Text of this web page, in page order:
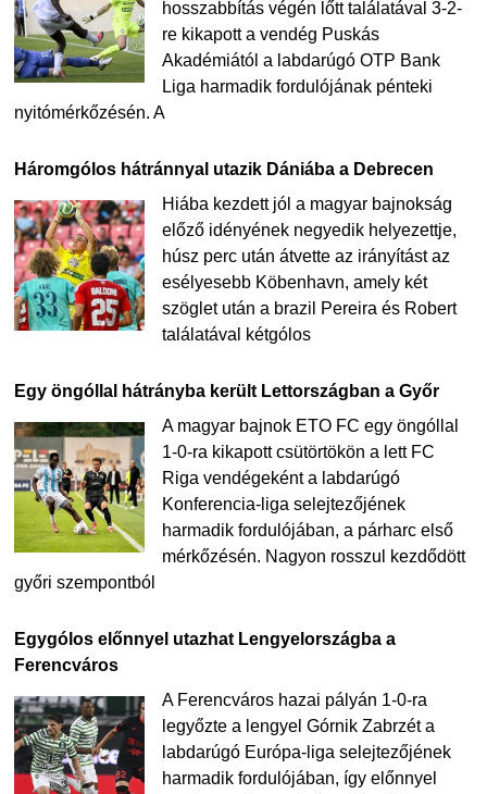
hosszabbítás végén lőtt találatával 3-2-
re kikapott a vendég Puskás
Akadémiától a labdarúgó OTP Bank
Liga harmadik fordulójának pénteki
nyitómérkőzésén. A
Háromgólos hátránnyal utazik Dániába a Debrecen
Hiába kezdett jól a magyar bajnokság
előző idényének negyedik helyezettje,
húsz perc után átvette az irányítást az
esélyesebb Köbenhavn, amely két
szöglet után a brazil Pereira és Robert
találatával kétgólos
Egy öngóllal hátrányba került Lettországban a Győr
A magyar bajnok ETO FC egy öngóllal
1-0-ra kikapott csütörtökön a lett FC
Riga vendégeként a labdarúgó
Konferencia-liga selejtezőjének
harmadik fordulójában, a párharc első
mérkőzésén. Nagyon rosszul kezdődött
győri szempontból
Egygólos előnnyel utazhat Lengyelországba a
Ferencváros
A Ferencváros hazai pályán 1-0-ra
legyőzte a lengyel Górnik Zabrzét a
labdarúgó Európa-liga selejtezőjének
harmadik fordulójában, így előnnyel